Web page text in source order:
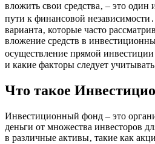
вложить свои средства‚ – это
пути к финансовой
варианта‚ которые часто
вложение средств в
осуществление прямой
и какие факторы следует
Что такое
Инвестиционный фонд – это
деньги от множества инвесторов
в различные активы‚ такие как